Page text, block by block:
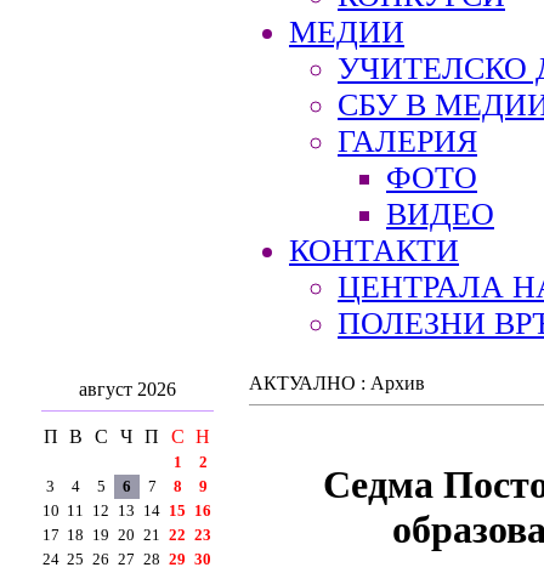
МЕДИИ
УЧИТЕЛСКО
СБУ В
ГАЛЕРИЯ
ФОТО
ВИДЕО
КОНТАКТИ
ЦЕНТРАЛА
ПОЛЕЗНИ
август 2026
П В С Ч П С Н
1
2
3
4 5 6 7 8
9
10 11 12 13 14 15 16
17 18 19 20 21 22 23
24 25 26 27 28 29 30
АКТУАЛНО : Архив
Седма